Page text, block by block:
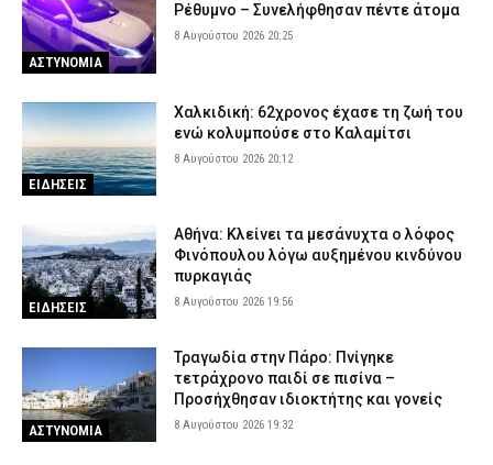
ΑΣΤΥΝΟΜΙΑ
Ρέθυμνο – Συνελήφθησαν πέντε άτομα
8 Αυγούστου 2026 20:25
ΕΙΔΗΣΕΙΣ
Χαλκιδική: 62χρονος έχασε τη ζωή του
ενώ κολυμπούσε στο Καλαμίτσι
8 Αυγούστου 2026 20:12
ΕΙΔΗΣΕΙΣ
Αθήνα: Κλείνει τα μεσάνυχτα ο λόφος
Φινόπουλου λόγω αυξημένου κινδύνου
πυρκαγιάς
8 Αυγούστου 2026 19:56
ΑΣΤΥΝΟΜΙΑ
Τραγωδία στην Πάρο: Πνίγηκε
τετράχρονο παιδί σε πισίνα –
Προσήχθησαν ιδιοκτήτης και γονείς
8 Αυγούστου 2026 19:32